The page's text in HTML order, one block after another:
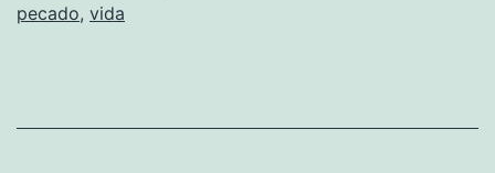
vida
pecado, vida